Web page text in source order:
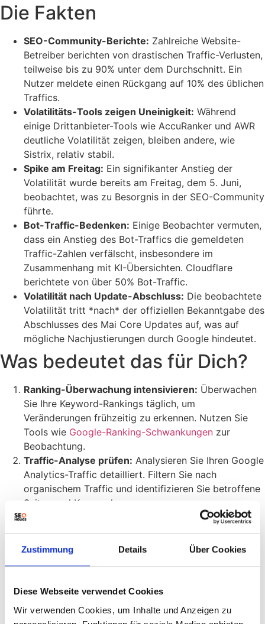
Zustimmung Details Über Cookies
Diese Webseite verwendet Cookies
Wir verwenden Cookies, um Inhalte und Anzeigen zu
Die Fakten
SEO-Community-Berichte: Zahlreiche Website-
Betreiber berichten von drastischen Traffic-Verlusten,
teilweise bis zu 90% unter dem Durchschnitt. Ein
Nutzer meldete einen Rückgang auf 10% des üblichen
Traffics.
Volatilitäts-Tools zeigen Uneinigkeit: Während
einige Drittanbieter-Tools wie AccuRanker und AWR
deutliche Volatilität zeigen, bleiben andere, wie
Sistrix, relativ stabil.
Spike am Freitag: Ein signifikanter Anstieg der
Volatilität wurde bereits am Freitag, dem 5. Juni,
beobachtet, was zu Besorgnis in der SEO-Community
führte.
Bot-Traffic-Bedenken: Einige Beobachter vermuten,
dass ein Anstieg des Bot-Traffics die gemeldeten
Traffic-Zahlen verfälscht, insbesondere im
Zusammenhang mit KI-Übersichten. Cloudflare
berichtete von über 50% Bot-Traffic.
Volatilität nach Update-Abschluss: Die beobachtete
Volatilität tritt *nach* der offiziellen Bekanntgabe des
Abschlusses des Mai Core Updates auf, was auf
mögliche Nachjustierungen durch Google hindeutet.
Was bedeutet das für Dich?
Ranking-Überwachung intensivieren: Überwachen
Sie Ihre Keyword-Rankings täglich, um
Veränderungen frühzeitig zu erkennen. Nutzen Sie
Tools wie Google-Ranking-Schwankungen zur
Beobachtung.
Traffic-Analyse prüfen: Analysieren Sie Ihren Google
Analytics-Traffic detailliert. Filtern Sie nach
organischem Traffic und identifizieren Sie betroffene
Seiten und Keywords.
Content-Qualität sicherstellen:
Stellen Sie sicher,
dass Ihre Inhalte weiterhin hochwertig, relevant und
einzigartig sind. Fokussieren Sie sich auf die
Technische SEO überprüfen:Führen Sie einen
dass Ihre Website technisch einwandfrei ist. Achten